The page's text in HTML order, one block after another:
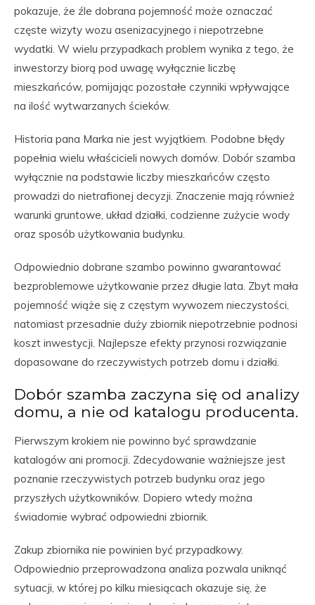
pokazuje, że źle dobrana pojemność może oznaczać
częste wizyty wozu asenizacyjnego i niepotrzebne
wydatki. W wielu przypadkach problem wynika z tego, że
inwestorzy biorą pod uwagę wyłącznie liczbę
mieszkańców, pomijając pozostałe czynniki wpływające
na ilość wytwarzanych ścieków.
Historia pana Marka nie jest wyjątkiem. Podobne błędy
popełnia wielu właścicieli nowych domów. Dobór szamba
wyłącznie na podstawie liczby mieszkańców często
prowadzi do nietrafionej decyzji. Znaczenie mają również
warunki gruntowe, układ działki, codzienne zużycie wody
oraz sposób użytkowania budynku.
Odpowiednio dobrane szambo powinno gwarantować
bezproblemowe użytkowanie przez długie lata. Zbyt mała
pojemność wiąże się z częstym wywozem nieczystości,
natomiast przesadnie duży zbiornik niepotrzebnie podnosi
koszt inwestycji. Najlepsze efekty przynosi rozwiązanie
dopasowane do rzeczywistych potrzeb domu i działki.
Dobór szamba zaczyna się od analizy
domu, a nie od katalogu producenta.
Pierwszym krokiem nie powinno być sprawdzanie
katalogów ani promocji. Zdecydowanie ważniejsze jest
poznanie rzeczywistych potrzeb budynku oraz jego
przyszłych użytkowników. Dopiero wtedy można
świadomie wybrać odpowiedni zbiornik.
Zakup zbiornika nie powinien być przypadkowy.
Odpowiednio przeprowadzona analiza pozwala uniknąć
sytuacji, w której po kilku miesiącach okazuje się, że